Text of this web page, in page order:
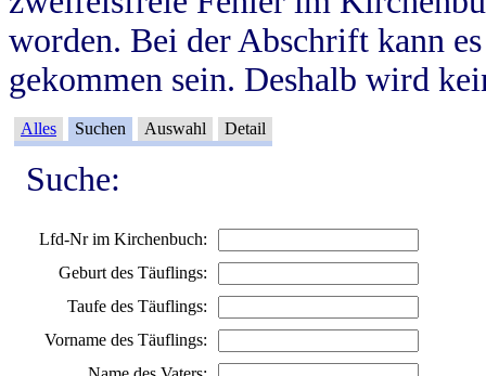
worden. Bei der Abschrift kann
gekommen sein. Deshalb wird
Alles Suchen Auswahl Detail
Suche:
Lfd-Nr im Kirchenbuch:
Geburt des Täuflings:
Taufe des Täuflings:
Vorname des Täuflings: